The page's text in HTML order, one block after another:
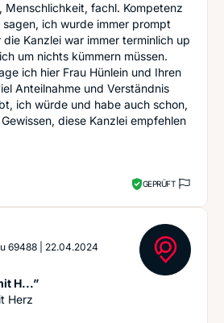
Menschlichkeit, fachl. Kompetenz
ich wurde immer prompt
Kanzlei war immer terminlich up
um nichts kümmern müssen.
ich hier Frau Hünlein und Ihren
Anteilnahme und Verständnis
ich würde und habe auch schon,
diese Kanzlei empfehlen
GEPRÜFT
69488 22.04.2024
H...”
Herz